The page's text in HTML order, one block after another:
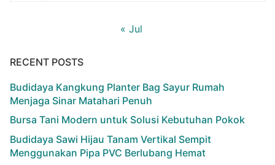
« Jul
RECENT POSTS
Budidaya Kangkung Planter Bag Sayur Rumah
Menjaga Sinar Matahari Penuh
Bursa Tani Modern untuk Solusi Kebutuhan Pokok
Budidaya Sawi Hijau Tanam Vertikal Sempit
Menggunakan Pipa PVC Berlubang Hemat